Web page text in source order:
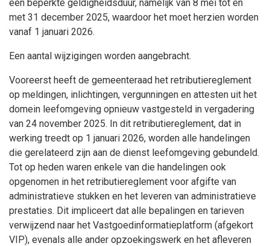
een beperkte geldigheidsduur, namelijk van 8 mei tot en
met 31 december 2025, waardoor het moet herzien worden
vanaf 1 januari 2026.
Een aantal wijzigingen worden aangebracht.
Vooreerst heeft de gemeenteraad het retributiereglement
op meldingen, inlichtingen, vergunningen en attesten uit het
domein leefomgeving opnieuw vastgesteld in vergadering
van 24 november 2025. In dit retributiereglement, dat in
werking treedt op 1 januari 2026, worden alle handelingen
die gerelateerd zijn aan de dienst leefomgeving gebundeld.
Tot op heden waren enkele van die handelingen ook
opgenomen in het retributiereglement voor afgifte van
administratieve stukken en het leveren van administratieve
prestaties. Dit impliceert dat alle bepalingen en tarieven
verwijzend naar het Vastgoedinformatieplatform (afgekort
VIP), evenals alle ander opzoekingswerk en het afleveren